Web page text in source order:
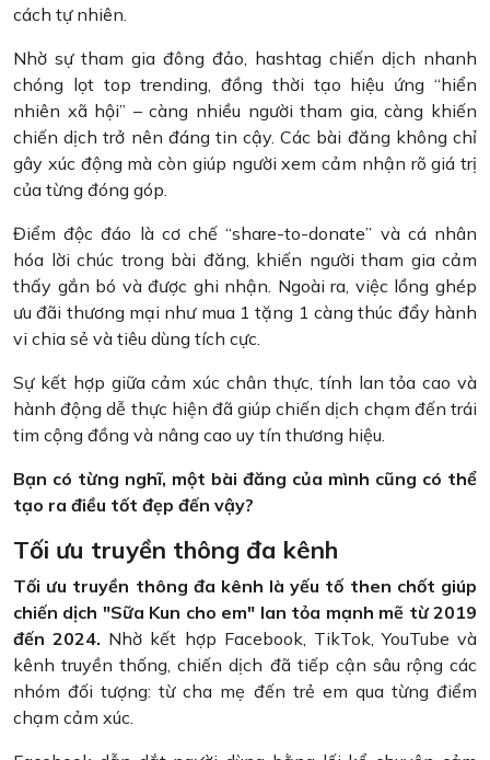
cách tự nhiên.
Nhờ sự tham gia đông đảo, hashtag chiến dịch nhanh
chóng lọt top trending, đồng thời tạo hiệu ứng “hiển
nhiên xã hội” – càng nhiều người tham gia, càng khiến
chiến dịch trở nên đáng tin cậy. Các bài đăng không chỉ
gây xúc động mà còn giúp người xem cảm nhận rõ giá trị
của từng đóng góp.
Điểm độc đáo là cơ chế “share-to-donate” và cá nhân
hóa lời chúc trong bài đăng, khiến người tham gia cảm
thấy gắn bó và được ghi nhận. Ngoài ra, việc lồng ghép
ưu đãi thương mại như mua 1 tặng 1 càng thúc đẩy hành
vi chia sẻ và tiêu dùng tích cực.
Sự kết hợp giữa cảm xúc chân thực, tính lan tỏa cao và
hành động dễ thực hiện đã giúp chiến dịch chạm đến trái
tim cộng đồng và nâng cao uy tín thương hiệu.
Bạn có từng nghĩ, một bài đăng của mình cũng có thể
tạo ra điều tốt đẹp đến vậy?
Tối ưu truyền thông đa kênh
Tối ưu truyền thông đa kênh là yếu tố then chốt giúp
chiến dịch "Sữa Kun cho em" lan tỏa mạnh mẽ từ 2019
đến 2024. Nhờ kết hợp Facebook, TikTok, YouTube và
kênh truyền thống, chiến dịch đã tiếp cận sâu rộng các
nhóm đối tượng: từ cha mẹ đến trẻ em qua từng điểm
chạm cảm xúc.